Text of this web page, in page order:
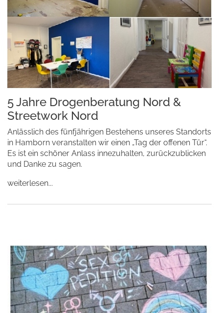
5 Jahre Drogenberatung Nord &
Streetwork Nord
Anlässlich des fünfjährigen Bestehens unseres Standorts
in Hamborn veranstalten wir einen „Tag der offenen Tür“.
Es ist ein schöner Anlass innezuhalten, zurückzublicken
und Danke zu sagen.
weiterlesen...